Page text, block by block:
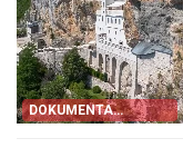
DOKUMENTA
OTKRIVAJU